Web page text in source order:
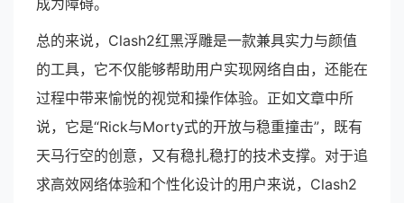
成为障碍。
总的来说，Clash2红黑浮雕是一款兼具实力与颜值
的工具，它不仅能够帮助用户实现网络自由，还能在
过程中带来愉悦的视觉和操作体验。正如文章中所
说，它是“Rick与Morty式的开放与稳重撞击”，既有
天马行空的创意，又有稳扎稳打的技术支撑。对于追
求高效网络体验和个性化设计的用户来说，Clash2